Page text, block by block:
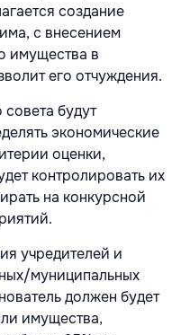
создание
с внесением
имущества в
его отчуждения.
будут
экономические
оценки,
контролировать их
на конкурсной
учредителей и
муниципальных
должен будет
имущества,